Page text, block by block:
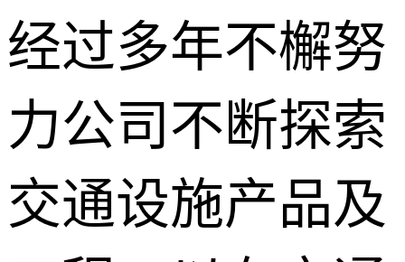
经过多年不檞努
力公司不断探索
交通设施产品及